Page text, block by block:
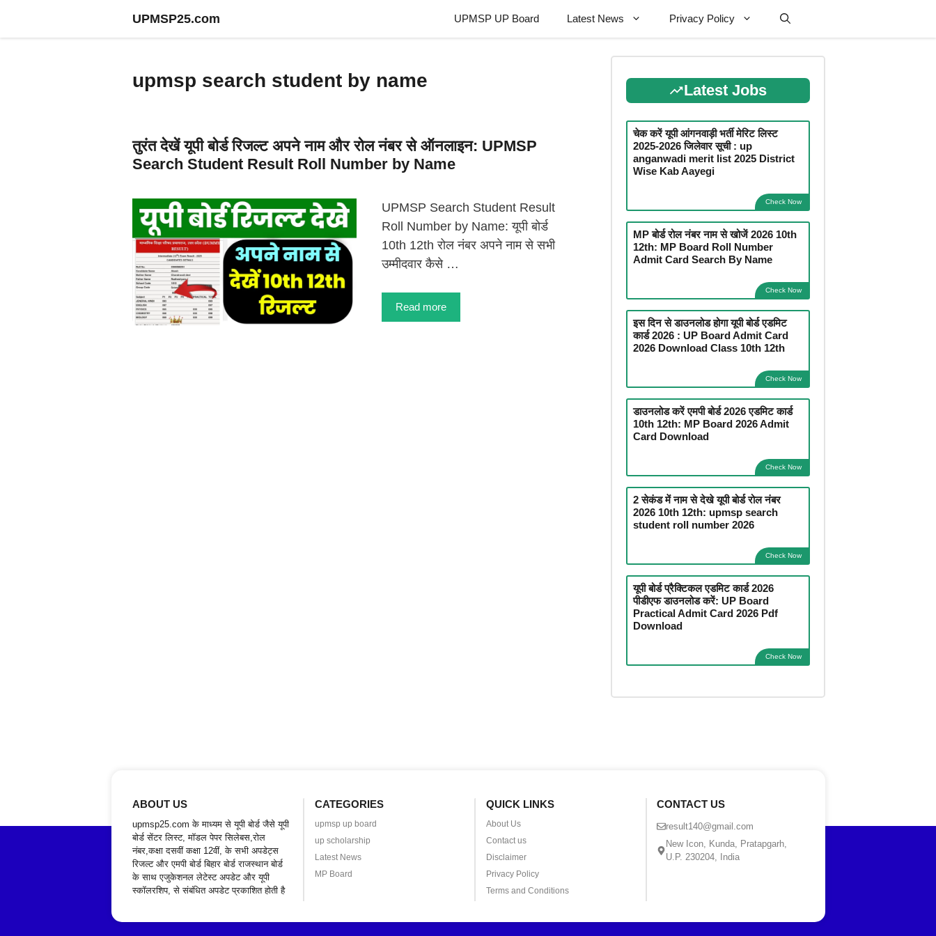
UPMSP25.com UPMSP UP Board Latest News Privacy Policy
upmsp search student by name
तुरंत देखें यूपी बोर्ड रिजल्ट अपने नाम और रोल नंबर से ऑनलाइन: UPMSP
Search Student Result Roll Number by Name
UPMSP Search Student Result
Roll Number by Name: यूपी बोर्ड
10th 12th रोल नंबर अपने नाम से सभी
उम्मीदवार कैसे …
Read more
Latest Jobs
चेक करें यूपी आंगनवाड़ी भर्ती मेरिट लिस्ट
2025-2026 जिलेवार सूची : up
anganwadi merit list 2025 District
Wise Kab Aayegi
Check Now
MP बोर्ड रोल नंबर नाम से खोजें 2026 10th
12th: MP Board Roll Number
Admit Card Search By Name
Check Now
इस दिन से डाउनलोड होगा यूपी बोर्ड एडमिट
कार्ड 2026 : UP Board Admit Card
2026 Download Class 10th 12th
Check Now
डाउनलोड करें एमपी बोर्ड 2026 एडमिट कार्ड
10th 12th: MP Board 2026 Admit
Card Download
Check Now
2 सेकंड में नाम से देखे यूपी बोर्ड रोल नंबर
2026 10th 12th: upmsp search
student roll number 2026
Check Now
यूपी बोर्ड प्रैक्टिकल एडमिट कार्ड 2026
पीडीएफ डाउनलोड करें: UP Board
Practical Admit Card 2026 Pdf
Download
Check Now
ABOUT US
upmsp25.com के माध्यम से यूपी बोर्ड जैसे यूपी
बोर्ड सेंटर लिस्ट, मॉडल पेपर सिलेबस,रोल
नंबर,कक्षा दसवीं कक्षा 12वीं, के सभी अपडेट्स
रिजल्ट और एमपी बोर्ड बिहार बोर्ड राजस्थान बोर्ड
के साथ एजुकेशनल लेटेस्ट अपडेट और यूपी
स्कॉलरशिप, से संबंधित अपडेट प्रकाशित होती है
CATEGORIES
upmsp up board
up scholarship
Latest News
MP Board
QUICK LINKS
About Us
Contact us
Disclaimer
Privacy Policy
Terms and Conditions
CONTACT US
result140@gmail.com
New Icon, Kunda, Pratapgarh,
U.P. 230204, India